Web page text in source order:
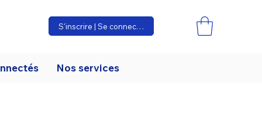
S'inscrire | Se connecter
Nos services